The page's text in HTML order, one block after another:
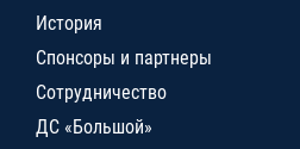
История
Спонсоры и партнеры
Сотрудничество
ДС «Большой»